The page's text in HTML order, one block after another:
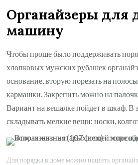
Органайзеры для
машину
Чтобы проще было поддерживать
хлопковых мужских рубашек
основание, вторую порезать на
кармашки. Закрепить можно на
Вариант на вешалке пойдет в шкаф. В
складывать мелкие вещи: носки,
Для порядка в доме можно нашить